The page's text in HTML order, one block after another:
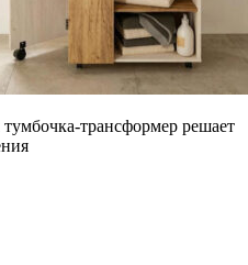
трансформер решает